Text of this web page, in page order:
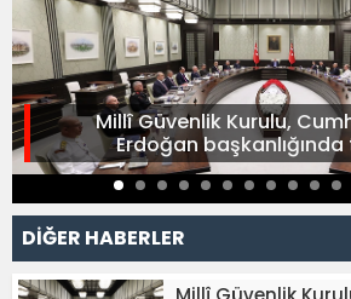
Millî Güvenlik Kurulu,
Erdoğan
DİĞER HABERLER